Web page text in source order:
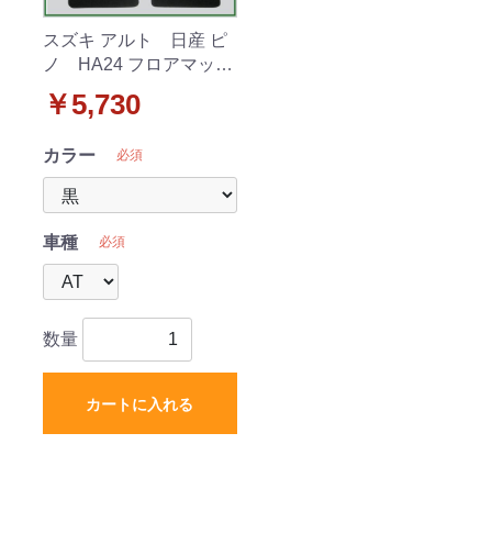
スズキ アルト 日産 ピ
ノ HA24 フロアマット
ダ キャロル
￥5,730
カラー 必須
車種 必須
数量
カートに入れる